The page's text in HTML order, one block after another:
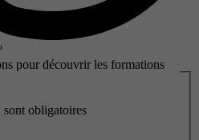
pour découvrir les formations
sont obligatoires